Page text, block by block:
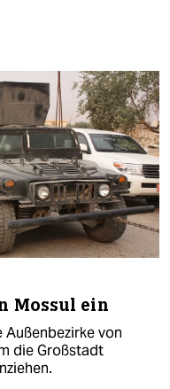
Mossul ein
Außenbezirke von
die Großstadt